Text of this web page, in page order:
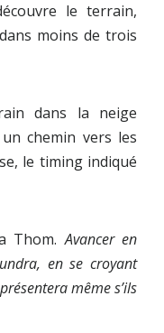
le terrain,
moins de trois
dans la neige
chemin vers les
le timing indiqué
Thom. Avancer en
en se croyant
même s’ils